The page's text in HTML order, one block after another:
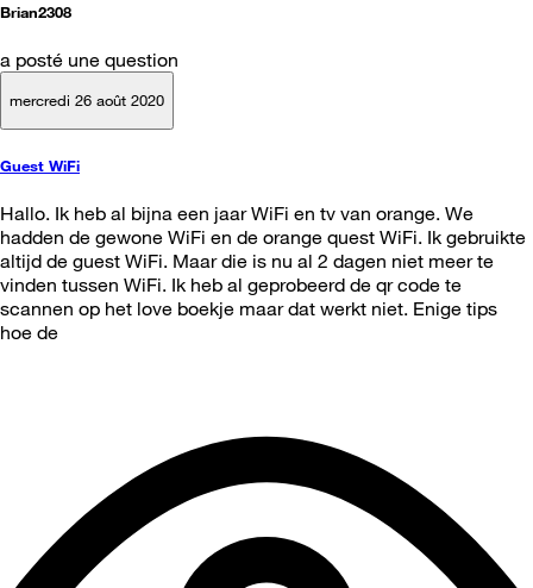
Brian2308
a posté une question
mercredi 26 août 2020
Guest WiFi
Hallo. Ik heb al bijna een jaar WiFi en tv van orange. We
hadden de gewone WiFi en de orange quest WiFi. Ik gebruikte
altijd de guest WiFi. Maar die is nu al 2 dagen niet meer te
vinden tussen WiFi. Ik heb al geprobeerd de qr code te
scannen op het love boekje maar dat werkt niet. Enige tips
hoe de